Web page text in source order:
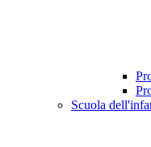
Scuola